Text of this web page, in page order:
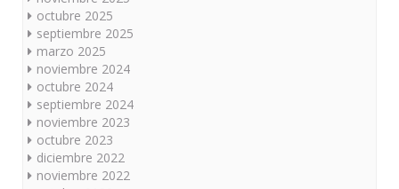
octubre 2025
septiembre 2025
marzo 2025
noviembre 2024
octubre 2024
septiembre 2024
noviembre 2023
octubre 2023
diciembre 2022
noviembre 2022